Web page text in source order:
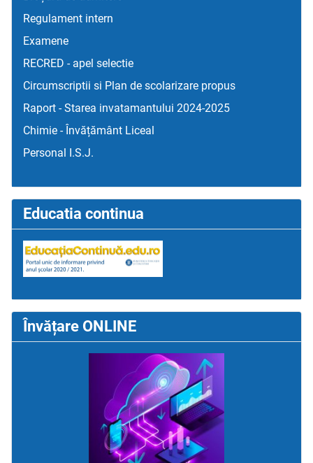
Regulament intern
Examene
RECRED - apel selectie
Circumscriptii si Plan de scolarizare propus
Raport - Starea invatamantului 2024-2025
Chimie - Învățământ Liceal
Personal I.S.J.
Educatia continua
Învățare ONLINE